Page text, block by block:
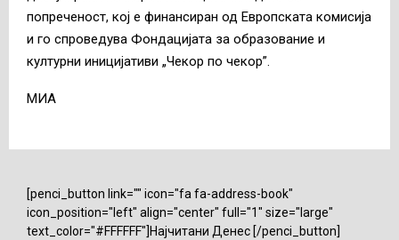
попреченост, кој е финансиран од Европската комисија
и го спроведува Фондацијата за образование и
културни иницијативи „Чекор по чекор”.
МИА
[penci_button link="" icon="fa fa-address-book"
icon_position="left" align="center" full="1" size="large"
text_color="#FFFFFF"]Најчитани Денес [/penci_button]